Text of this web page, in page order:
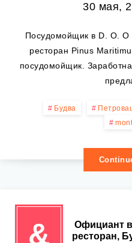
30 мая,
Посудомойщик в D. O. O
ресторан Pinus
посудомойщик.
Будва
&
Официант
ресторан,